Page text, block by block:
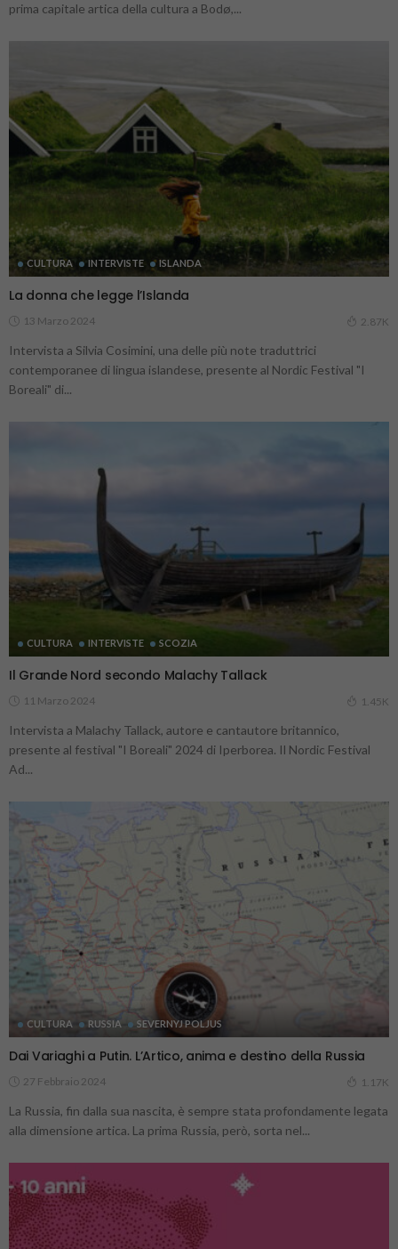
prima capitale artica della cultura a Bodø,...
CULTURA INTERVISTE ISLANDA
La donna che legge l’Islanda
13 Marzo 2024 2.87K
Intervista a Silvia Cosimini, una delle più note traduttrici
contemporanee di lingua islandese, presente al Nordic Festival "I
Boreali" di...
CULTURA INTERVISTE SCOZIA
Il Grande Nord secondo Malachy Tallack
11 Marzo 2024 1.45K
Intervista a Malachy Tallack, autore e cantautore britannico,
presente al festival "I Boreali" 2024 di Iperborea. Il Nordic Festival
Ad...
CULTURA RUSSIA SEVERNYJ POLJUS
Dai Variaghi a Putin. L’Artico, anima e destino della Russia
27 Febbraio 2024 1.17K
La Russia, fin dalla sua nascita, è sempre stata profondamente legata
alla dimensione artica. La prima Russia, però, sorta nel...